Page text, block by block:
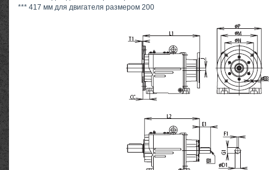
*** 417 мм для двигателя размером 200